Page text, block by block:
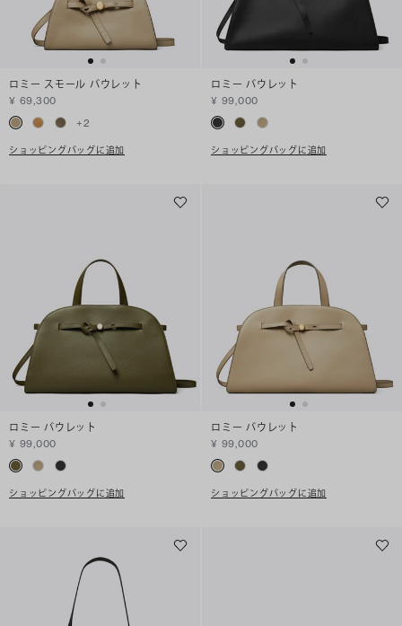
ロミー スモール バウレット
¥ 69,300
+2
ショッピングバッグに追加
ロミー バウレット
¥ 99,000
ショッピングバッグに追加
ロミー バウレット
¥ 99,000
ショッピングバッグに追加
ロミー バウレット
¥ 99,000
ショッピングバッグに追加